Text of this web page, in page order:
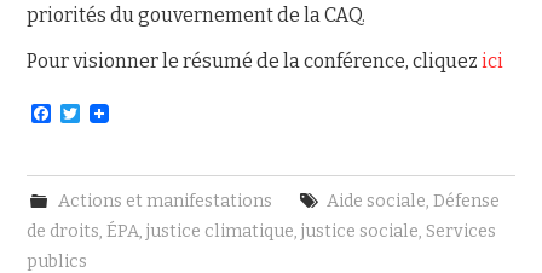
priorités du gouvernement de la CAQ.
Pour visionner le résumé de la conférence, cliquezici
F
e
b
o
o
k
T
t
t
e
r
Actions et manifestations Aide sociale, Défense
de droits,ÉPA,justice climatique,justice sociale, Services
publics